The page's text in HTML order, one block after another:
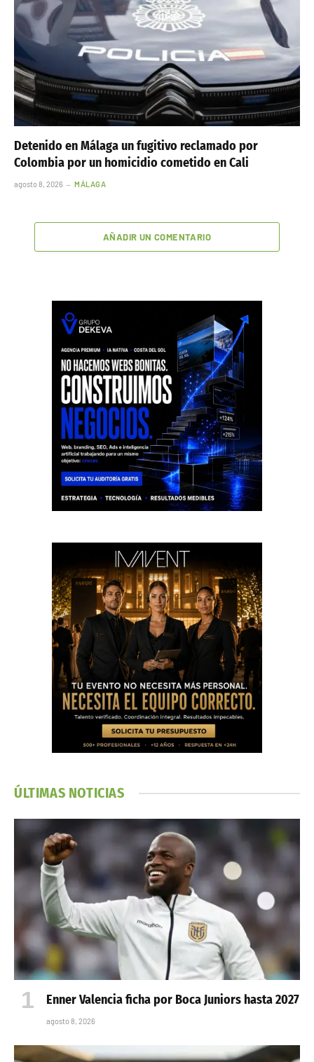
Detenido en Málaga un fugitivo reclamado por
Colombia por un homicidio cometido en Cali
agosto 8, 2026 MÁLAGA
AÑADIR UN COMENTARIO
ÚLTIMAS NOTICIAS
Enner Valencia ficha por Boca Juniors hasta 2027
agosto 8, 2026